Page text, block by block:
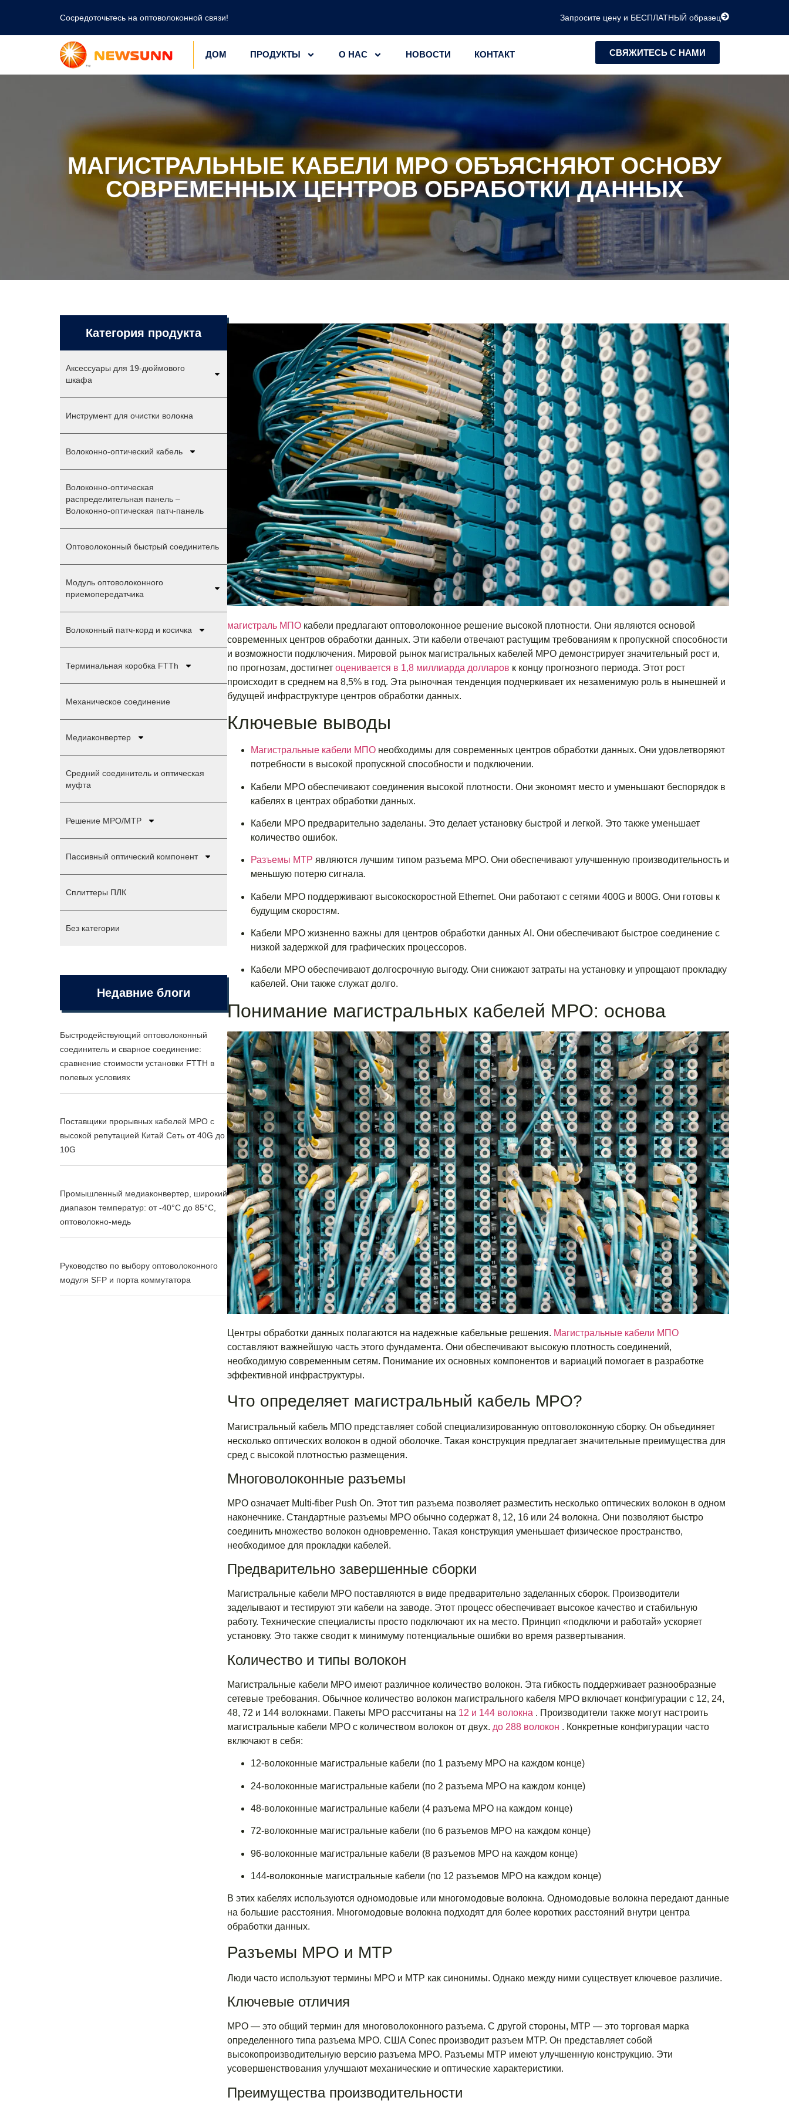
Сосредоточьтесь на оптоволоконной связи! Запросите цену и БЕСПЛАТНЫЙ образец
ДОМ ПРОДУКТЫ О НАС НОВОСТИ КОНТАКТ СВЯЖИТЕСЬ С НАМИ
МАГИСТРАЛЬНЫЕ КАБЕЛИ MPO ОБЪЯСНЯЮТ ОСНОВУ
СОВРЕМЕННЫХ ЦЕНТРОВ ОБРАБОТКИ ДАННЫХ
Категория продукта
Аксессуары для 19-дюймового
шкафа
Инструмент для очистки волокна
Волоконно-оптический кабель
Волоконно-оптическая
распределительная панель –
Волоконно-оптическая патч-панель
Оптоволоконный быстрый соединитель
Модуль оптоволоконного
приемопередатчика
Волоконный патч-корд и косичка
Терминальная коробка FTTh
Механическое соединение
Медиаконвертер
Средний соединитель и оптическая
муфта
Решение MPO/MTP
Пассивный оптический компонент
Сплиттеры ПЛК
Без категории
Недавние блоги
Быстродействующий оптоволоконный
соединитель и сварное соединение:
сравнение стоимости установки FTTH в
полевых условиях
Поставщики прорывных кабелей MPO с
высокой репутацией Китай Сеть от 40G до
10G
Промышленный медиаконвертер, широкий
диапазон температур: от -40°C до 85°C,
оптоволокно-медь
Руководство по выбору оптоволоконного
модуля SFP и порта коммутатора
магистраль МПО кабели предлагают оптоволоконное решение высокой плотности. Они являются основой
современных центров обработки данных. Эти кабели отвечают растущим требованиям к пропускной способности
и возможности подключения. Мировой рынок магистральных кабелей MPO демонстрирует значительный рост и,
по прогнозам, достигнет оценивается в 1,8 миллиарда долларов к концу прогнозного периода. Этот рост
происходит в среднем на 8,5% в год. Эта рыночная тенденция подчеркивает их незаменимую роль в нынешней и
будущей инфраструктуре центров обработки данных.
Ключевые выводы
Магистральные кабели МПО необходимы для современных центров обработки данных. Они удовлетворяют
потребности в высокой пропускной способности и подключении.
Кабели MPO обеспечивают соединения высокой плотности. Они экономят место и уменьшают беспорядок в
кабелях в центрах обработки данных.
Кабели MPO предварительно заделаны. Это делает установку быстрой и легкой. Это также уменьшает
количество ошибок.
Разъемы МТР являются лучшим типом разъема MPO. Они обеспечивают улучшенную производительность и
меньшую потерю сигнала.
Кабели MPO поддерживают высокоскоростной Ethernet. Они работают с сетями 400G и 800G. Они готовы к
будущим скоростям.
Кабели MPO жизненно важны для центров обработки данных AI. Они обеспечивают быстрое соединение с
низкой задержкой для графических процессоров.
Кабели MPO обеспечивают долгосрочную выгоду. Они снижают затраты на установку и упрощают прокладку
кабелей. Они также служат долго.
Понимание магистральных кабелей MPO: основа
Центры обработки данных полагаются на надежные кабельные решения. Магистральные кабели МПО
составляют важнейшую часть этого фундамента. Они обеспечивают высокую плотность соединений,
необходимую современным сетям. Понимание их основных компонентов и вариаций помогает в разработке
эффективной инфраструктуры.
Что определяет магистральный кабель MPO?
Магистральный кабель МПО представляет собой специализированную оптоволоконную сборку. Он объединяет
несколько оптических волокон в одной оболочке. Такая конструкция предлагает значительные преимущества для
сред с высокой плотностью размещения.
Многоволоконные разъемы
MPO означает Multi-fiber Push On. Этот тип разъема позволяет разместить несколько оптических волокон в одном
наконечнике. Стандартные разъемы MPO обычно содержат 8, 12, 16 или 24 волокна. Они позволяют быстро
соединить множество волокон одновременно. Такая конструкция уменьшает физическое пространство,
необходимое для прокладки кабелей.
Предварительно завершенные сборки
Магистральные кабели MPO поставляются в виде предварительно заделанных сборок. Производители
заделывают и тестируют эти кабели на заводе. Этот процесс обеспечивает высокое качество и стабильную
работу. Технические специалисты просто подключают их на место. Принцип «подключи и работай» ускоряет
установку. Это также сводит к минимуму потенциальные ошибки во время развертывания.
Количество и типы волокон
Магистральные кабели MPO имеют различное количество волокон. Эта гибкость поддерживает разнообразные
сетевые требования. Обычное количество волокон магистрального кабеля MPO включает конфигурации с 12, 24,
48, 72 и 144 волокнами. Пакеты MPO рассчитаны на 12 и 144 волокна . Производители также могут настроить
магистральные кабели MPO с количеством волокон от двух. до 288 волокон . Конкретные конфигурации часто
включают в себя:
12-волоконные магистральные кабели (по 1 разъему MPO на каждом конце)
24-волоконные магистральные кабели (по 2 разъема MPO на каждом конце)
48-волоконные магистральные кабели (4 разъема MPO на каждом конце)
72-волоконные магистральные кабели (по 6 разъемов MPO на каждом конце)
96-волоконные магистральные кабели (8 разъемов MPO на каждом конце)
144-волоконные магистральные кабели (по 12 разъемов MPO на каждом конце)
В этих кабелях используются одномодовые или многомодовые волокна. Одномодовые волокна передают данные
на большие расстояния. Многомодовые волокна подходят для более коротких расстояний внутри центра
обработки данных.
Разъемы MPO и MTP
Люди часто используют термины MPO и MTP как синонимы. Однако между ними существует ключевое различие.
Ключевые отличия
MPO — это общий термин для многоволоконного разъема. С другой стороны, MTP — это торговая марка
определенного типа разъема MPO. США Conec производит разъем MTP. Он представляет собой
высокопроизводительную версию разъема MPO. Разъемы MTP имеют улучшенную конструкцию. Эти
усовершенствования улучшают механические и оптические характеристики.
Преимущества производительности